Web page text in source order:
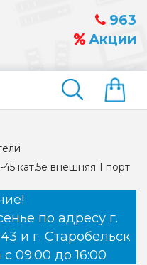
963
Акции
Найти
кат.5e внешняя 1 порт
по адресу г.
и г. Старобельск
09:00 до 16:00